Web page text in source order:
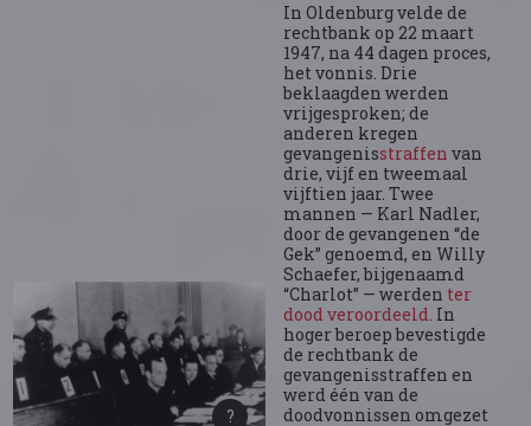
In Oldenburg velde de
rechtbank op 22 maart
1947, na 44 dagen proces,
het vonnis. Drie
beklaagden werden
vrijgesproken; de
anderen kregen
gevangenisstraffen van
drie, vijf en tweemaal
vijftien jaar. Twee
mannen — Karl Nadler,
door de gevangenen “de
Gek” genoemd, en Willy
Schaefer, bijgenaamd
“Charlot” — werden ter
dood veroordeeld. In
hoger beroep bevestigde
de rechtbank de
gevangenisstraffen en
werd één van de
doodvonnissen omgezet